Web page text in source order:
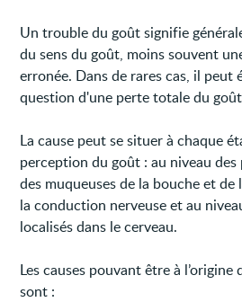
Un trouble du goût signifie
du sens du goût, moins souvent
erronée. Dans de rares cas, il peut
question d'une perte totale du
La cause peut se situer à chaque
perception du goût : au niveau
des muqueuses de la bouche et de
la conduction nerveuse et au
localisés dans le cerveau.
Les causes pouvant être à
sont :